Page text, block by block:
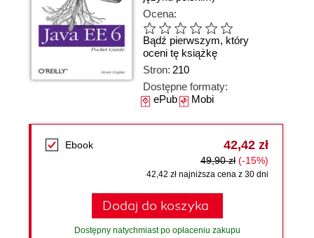
Ocena:
Bądź pierwszym, który
oceni tę książkę
Stron: 210
Dostępne formaty:
ePubMobi
Ebook 42,42 zł
49,90 zł (-15%)
42,42 zł najniższa cena z 30 dni
Dodaj do koszyka
Dostępny natychmiast po opłaceniu zakupu